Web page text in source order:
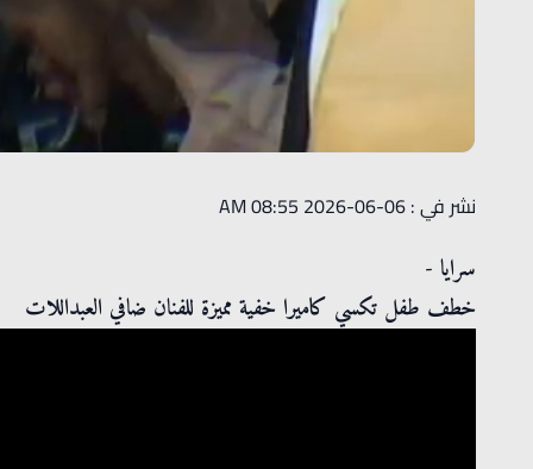
نشر في : 06-06-2026 08:55 AM
سرايا -
خطف طفل تكسي كاميرا خفية مميزة للفنان ضافي العبداللات